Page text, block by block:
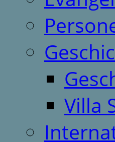
Villa